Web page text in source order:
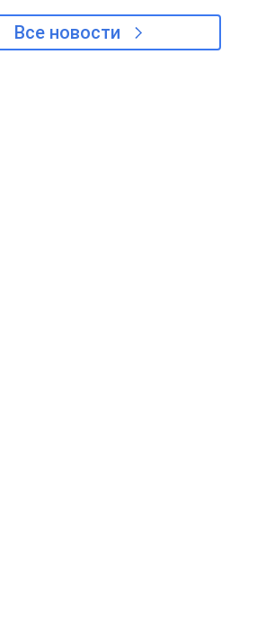
загромождать детские
площадки
Все новости